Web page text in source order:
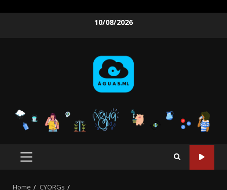
10/08/2026
PRIMARY
Home
CYORGs